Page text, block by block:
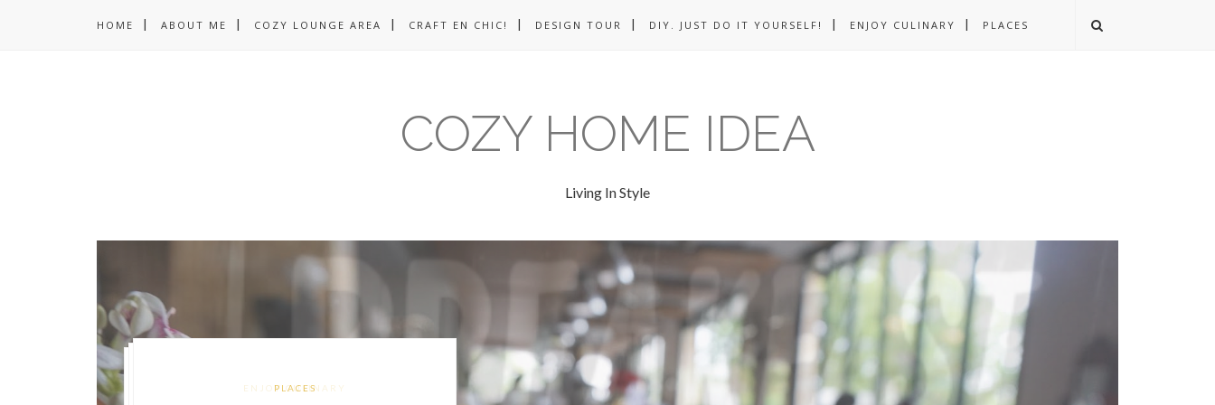
HOME ABOUT ME COZY LOUNGE AREA CRAFT EN CHIC! DESIGN TOUR DIY. JUST DO IT YOURSELF! ENJOY CULINARY PLACES
COZY HOME IDEA
Living In Style
COZY LOUNGE AREA
ENJOY CULINARY
PLACES
DESIGN TOUR
PLACES